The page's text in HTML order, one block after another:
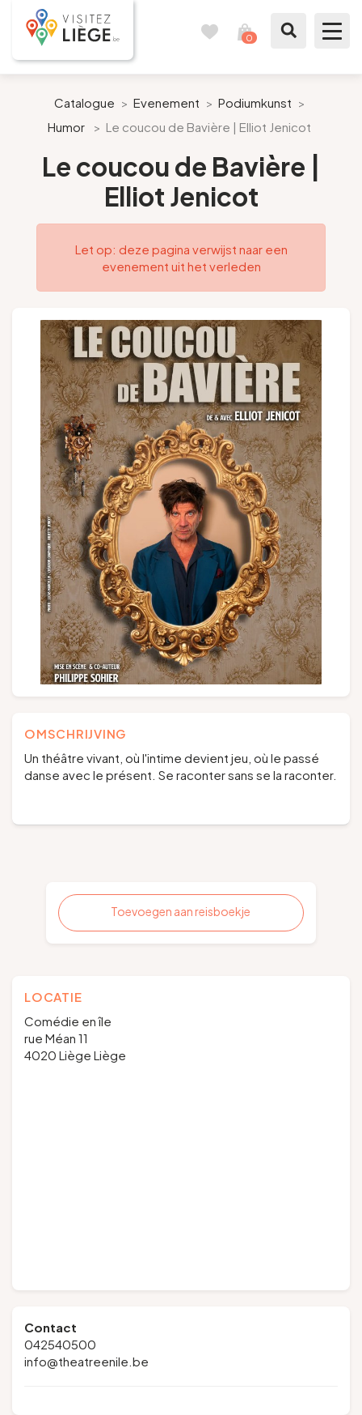
0
Inspiraties
Bereid mijn verblijf voor
Onze suggesties
Volg ons
Groepen en touroperators
EN NL DE
Catalogue > Evenement > Podiumkunst >
Humor
> Le coucou de Bavière | Elliot Jenicot
Le coucou de Bavière |
Elliot Jenicot
Let op: deze pagina verwijst naar een
evenement uit het verleden
OMSCHRIJVING
Un théâtre vivant, où l'intime devient jeu, où le passé
danse avec le présent. Se raconter sans se la raconter.
Toevoegen aan reisboekje
LOCATIE
Comédie en île
rue Méan 11
4020 Liège Liège
Contact
042540500
info@theatreenile.be